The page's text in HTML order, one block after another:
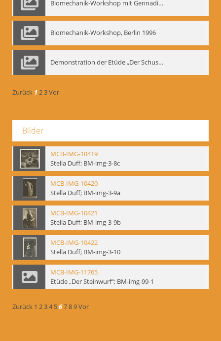
Biomechanik-Workshop mit Gennadij Nikolajewitsch Bogdanow im Mime Centrum Berlin, 1991
Biomechanik-Workshop, Berlin 1996
Demonstration der Etüde „Der Schuss mit dem Bogen“ durch Gennadij Nikolajewitsch Bogdanow, Berlin 1991
Zurück 123Vor
Bilder
MCB-IMG-10419
Stella Duff; BM-img-3-8c
MCB-IMG-10420
Stella Duff; BM-img-3-9a
MCB-IMG-10421
Stella Duff; BM-img-3-9b
MCB-IMG-10422
Stella Duff; BM-img-3-10
MCB-IMG-11765
Etüde „Der Steinwurf“; BM-img-99-1
Zurück 1 234 56789Vor